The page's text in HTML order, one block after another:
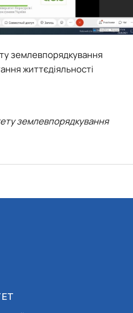
землевпорядкування
життєдіяльності
землевпорядкування